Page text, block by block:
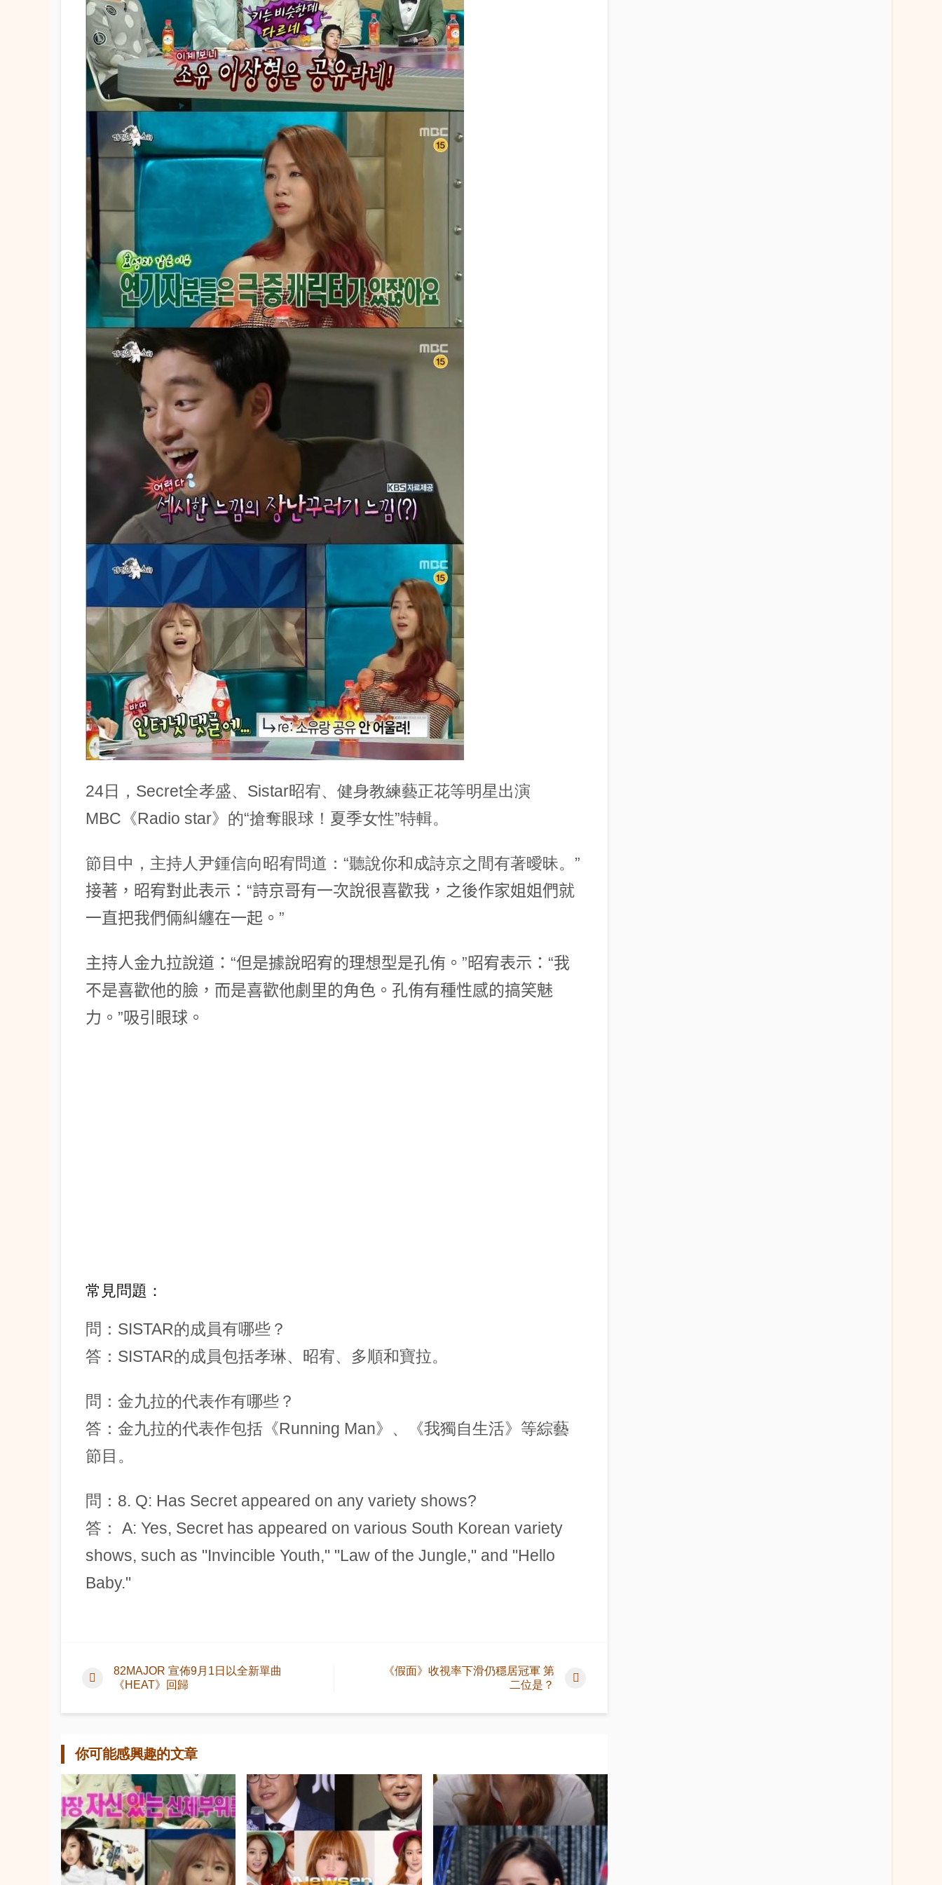
24日，Secret全孝盛、Sistar昭宥、健身教練藝正花等明星出演
MBC《Radio star》的“搶奪眼球！夏季女性”特輯。
節目中，主持人尹鍾信向昭宥問道：“聽說你和成詩京之間有著曖昧。”
接著，昭宥對此表示：“詩京哥有一次說很喜歡我，之後作家姐姐們就
一直把我們倆糾纏在一起。”
主持人金九拉說道：“但是據說昭宥的理想型是孔侑。”昭宥表示：“我
不是喜歡他的臉，而是喜歡他劇里的角色。孔侑有種性感的搞笑魅
力。”吸引眼球。
常見問題：
問：SISTAR的成員有哪些？
答：SISTAR的成員包括孝琳、昭宥、多順和寶拉。
問：金九拉的代表作有哪些？
答：金九拉的代表作包括《Running Man》、《我獨自生活》等綜藝
節目。
問：8. Q: Has Secret appeared on any variety shows?
答： A: Yes, Secret has appeared on various South Korean variety
shows, such as "Invincible Youth," "Law of the Jungle," and "Hello
Baby."
82MAJOR 宣佈9月1日以全新單曲
《HEAT》回歸
《假面》收視率下滑仍穩居冠軍 第
二位是？
你可能感興趣的文章